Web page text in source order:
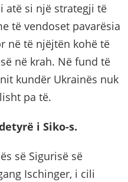
atë si një strategji të
të vendoset pavarësia
në të njëjtën kohë të
në krah. Në fund të
kundër Ukrainës nuk
pa të.
i Siko-s.
së Sigurisë së
Ischinger, i cili